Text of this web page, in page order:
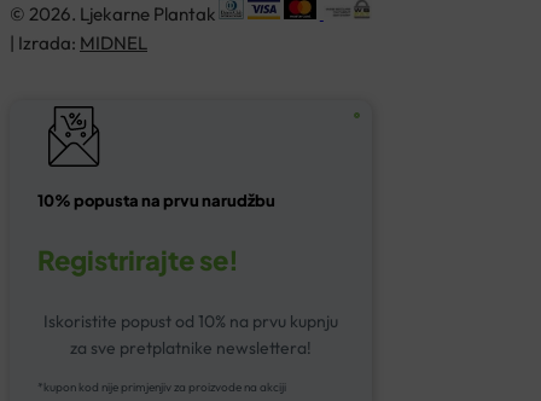
© 2026. Ljekarne Plantak
| Izrada: MIDNEL
10% popusta na prvu narudžbu
Registrirajte se!
Iskoristite popust od 10% na prvu kupnju
za sve pretplatnike newslettera!
*kupon kod nije primjenjiv za proizvode na akciji